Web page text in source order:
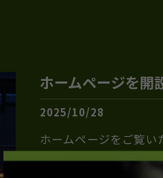
ホームページを開
2025/10/28
ホームページをご覧
より一層、皆さまのお